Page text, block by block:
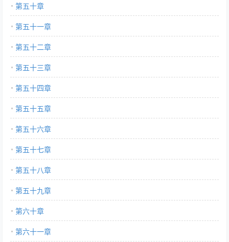
第五十章
第五十一章
第五十二章
第五十三章
第五十四章
第五十五章
第五十六章
第五十七章
第五十八章
第五十九章
第六十章
第六十一章